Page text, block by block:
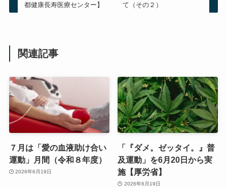
都健康長寿医療センター】
て（その２）
関連記事
７月は「愛の血液助け合い
運動」月間（令和８年度）
2026年6月19日
「『ダメ。ゼッタイ。』普
及運動」を6月20日から実
施【厚労省】
2026年6月19日